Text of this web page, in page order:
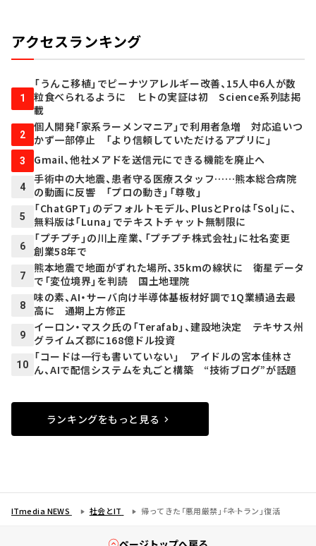
アクセスランキング
1
「うんこ移植」でピーナツアレルギー改善、15人中6人が数
粒食べられるように ヒトの実証は初 Science系列誌掲
載
2
個人開発「家系ラーメンマニア」で利用者急増 対応追いつ
かず一部停止 「より信頼していただけるアプリに」
3 Gmail、他社メアドを送信元にできる機能を廃止へ
4
手術中の大地震、患者守る医療スタッフ……熊本総合病院
の動画に反響 「プロの動き」「尊敬」
5
「ChatGPT」のデフォルトモデル、PlusとProは「Sol」に、
無料版は「Luna」でテキストチャット無制限に
6
「プチプチ」の川上産業、「プチプチ株式会社」に社名変更
創業58年で
7
熊本地震で地面がずれた場所、35kmの線状に 衛星データ
で「変位境界」を判読 国土地理院
8
味の素、AI・サーバ向け半導体基板材好調で1Q業績過去最
高に 通期上方修正
9
イーロン・マスク氏の「Terafab」、建設地決定 テキサス州
グライムズ郡に168億ドル投資
10
「コードは一行も書いていない」 アイドルの宮本佳林さ
ん、AIで配信システムを丸ごと構築 “技術ブログ”が話題
ランキングをもっと見る
ITmedia NEWS 社会とIT 帰ってきた「悪用厳禁」――「ネトラン」復活